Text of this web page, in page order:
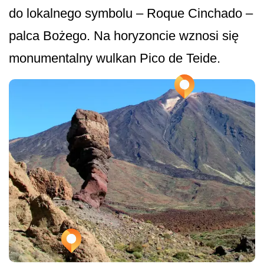
do lokalnego symbolu – Roque Cinchado –
palca Bożego. Na horyzoncie wznosi się
monumentalny wulkan Pico de Teide.